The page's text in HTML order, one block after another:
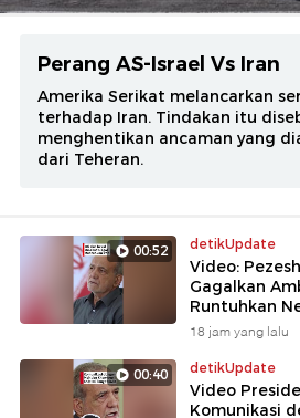
Perang AS-Israel Vs Iran
Amerika Serikat melancarkan
terhadap Iran. Tindakan itu
menghentikan ancaman yang
dari Teheran.
00:52 detikUpdate
Video:
Gagalkan
Runtuhkan
18 jam yang lalu
00:40 detikUpdate
Video
Komunikasi